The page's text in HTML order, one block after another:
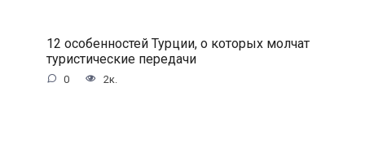
12 особенностей Турции, о которых молчат
туристические передачи
0 2к.